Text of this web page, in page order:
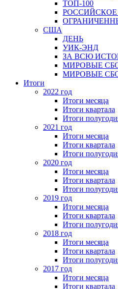
ТОП-100
США
ДЕНЬ
УИК-ЭНД
ЗА ВСЮ
МИРОВЫЕ
МИРОВЫЕ
Итоги
2022 год
Итоги месяца
Итоги квартала
Итоги
2021 год
Итоги месяца
Итоги квартала
Итоги
2020 год
Итоги месяца
Итоги квартала
Итоги
2019 год
Итоги месяца
Итоги квартала
Итоги
2018 год
Итоги месяца
Итоги квартала
Итоги
2017 год
Итоги месяца
Итоги квартала